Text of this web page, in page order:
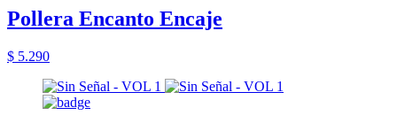
Pollera Encanto Encaje
$ 5.290